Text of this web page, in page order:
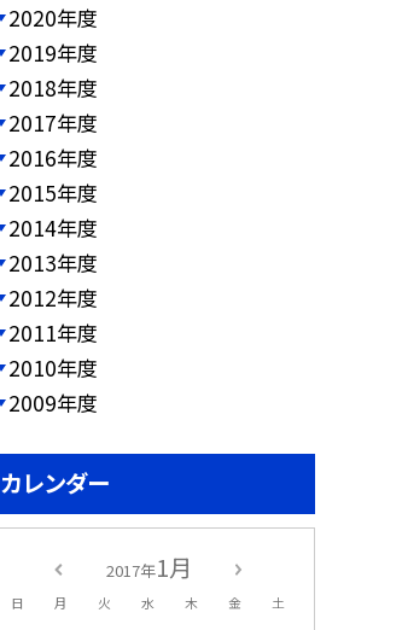
2020年度
2019年度
2018年度
2017年度
2016年度
2015年度
2014年度
2013年度
2012年度
2011年度
2010年度
2009年度
カレンダー
2017年1月
日 月 火 水 木 金 土